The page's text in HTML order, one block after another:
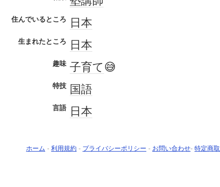
住んでいるところ 日本
生まれたところ 日本
趣味 子育て 😅
特技 国語
言語 日本
ホーム - 利用規約 - プライバシーポリシー - お問い合わせ- 特定商